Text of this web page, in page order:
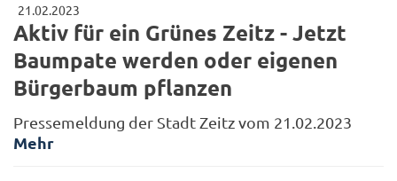
21.02.2023
Aktiv für ein Grünes Zeitz - Jetzt
Baumpate werden oder eigenen
Bürgerbaum pflanzen
Pressemeldung der Stadt Zeitz vom 21.02.2023
Mehr